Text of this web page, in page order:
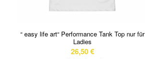
“ easy life art“ Performance Tank Top nur für
Ladies
26,50€